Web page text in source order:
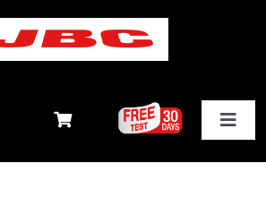
Toggle